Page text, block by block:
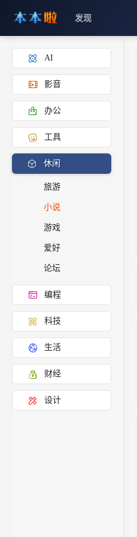
发现
AI
影音
办公
工具
休闲
旅游
小说
游戏
爱好
论坛
编程
科技
生活
财经
设计